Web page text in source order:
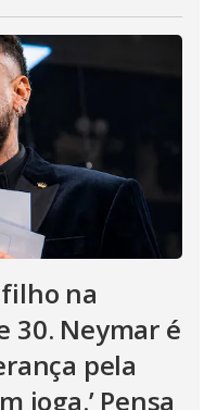
na
30. Neymar é
pela
joga.’ Pensa